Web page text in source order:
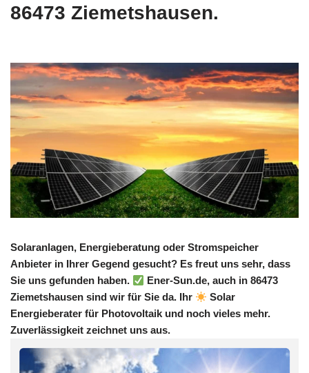
86473 Ziemetshausen.
Solaranlagen, Energieberatung oder Stromspeicher
Anbieter in Ihrer Gegend gesucht? Es freut uns sehr, dass
Sie uns gefunden haben.
Ener-Sun.de, auch in 86473
Ziemetshausen sind wir für Sie da. Ihr
Solar
Energieberater für Photovoltaik und noch vieles mehr.
Zuverlässigkeit zeichnet uns aus.